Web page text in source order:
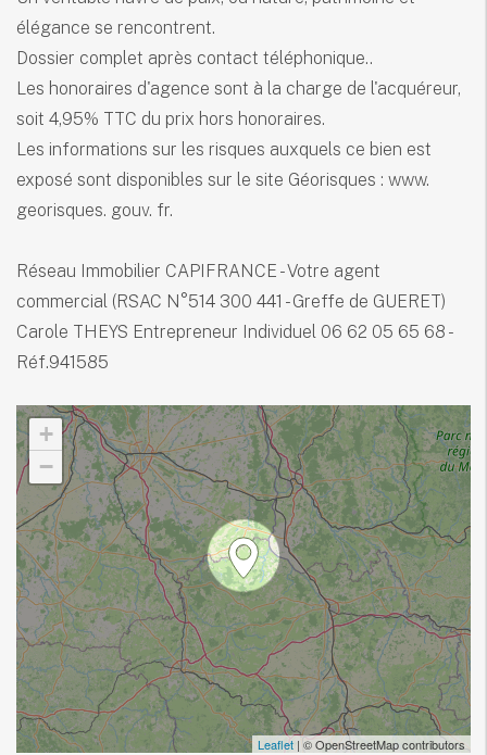
+
−
Leaflet | © OpenStreetMap contributors
élégance se rencontrent.
Dossier complet après contact téléphonique..
Les honoraires d'agence sont à la charge de l'acquéreur,
soit 4,95% TTC du prix hors honoraires.
Les informations sur les risques auxquels ce bien est
exposé sont disponibles sur le site Géorisques : www.
georisques. gouv. fr.
Réseau Immobilier CAPIFRANCE - Votre agent
commercial (RSAC N°514 300 441 - Greffe de GUERET)
Carole THEYS Entrepreneur Individuel 06 62 05 65 68 -
Réf.941585